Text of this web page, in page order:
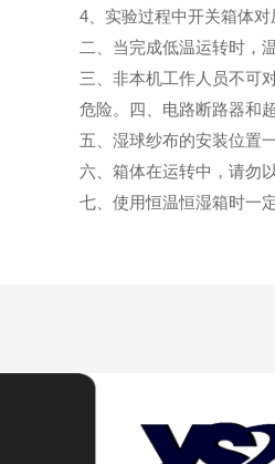
4、实验过程中开关箱体
二、当完成低温运转时，
三、非本机工作人员不可
危险。四、电路断路器和
五、湿球纱布的安装位置
六、箱体在运转中，请勿
七、使用恒温恒湿箱时一